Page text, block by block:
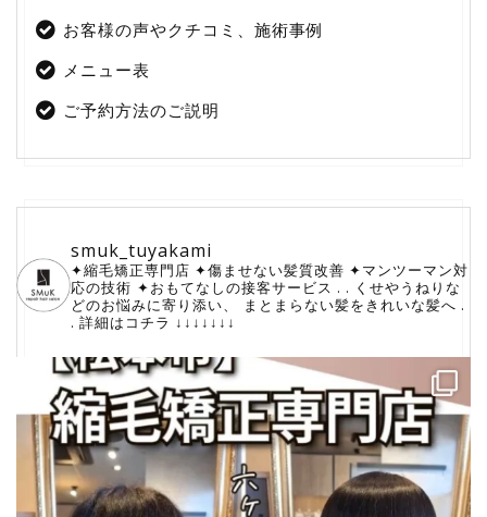
お客様の声やクチコミ、施術事例
メニュー表
ご予約方法のご説明
smuk_tuyakami
✦縮毛矯正専門店 ✦傷ませない髪質改善 ✦マンツーマン対
応の技術 ⁡✦おもてなしの接客サービス . . くせやうねりな
どのお悩みに寄り添い、
⁡まとまらない髪をきれいな髪へ .
. 詳細はコチラ ↓↓↓↓↓↓↓